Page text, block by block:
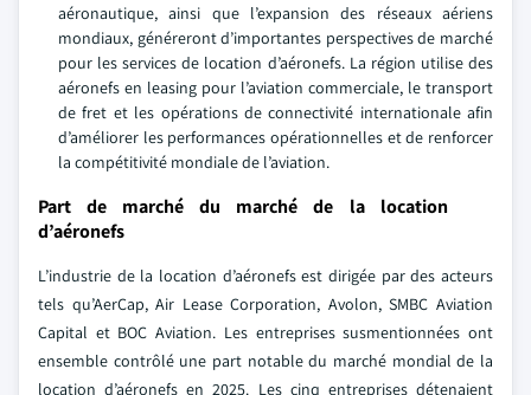
aéronautique, ainsi que l’expansion des réseaux aériens
mondiaux, généreront d’importantes perspectives de marché
pour les services de location d’aéronefs. La région utilise des
aéronefs en leasing pour l’aviation commerciale, le transport
de fret et les opérations de connectivité internationale afin
d’améliorer les performances opérationnelles et de renforcer
la compétitivité mondiale de l’aviation.
Part de marché du marché de la location
d’aéronefs
L’industrie de la location d’aéronefs est dirigée par des acteurs
tels qu’AerCap, Air Lease Corporation, Avolon, SMBC Aviation
Capital et BOC Aviation. Les entreprises susmentionnées ont
ensemble contrôlé une part notable du marché mondial de la
location d’aéronefs en 2025. Les cinq entreprises détenaient